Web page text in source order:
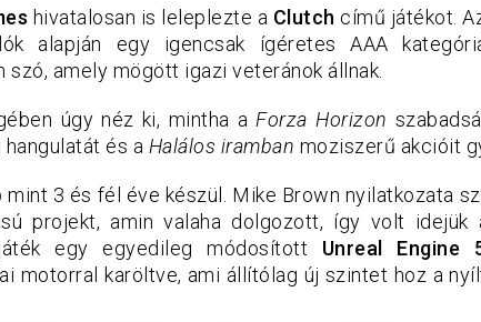
hivatalosan is leleplezte a Clutch című játékot.
alapján egy igencsak ígéretes AAA
szó, amely mögött igazi veteránok állnak.
úgy néz ki, mintha a Forza Horizon
és a Halálos iramban moziszerű akcióit
mint 3 és fél éve készül. Mike Brown nyilatkozata
projekt, amin valaha dolgozott, így volt idejük
egy egyedileg módosított Unreal Engine
motorral karöltve, ami állítólag új szintet hoz a